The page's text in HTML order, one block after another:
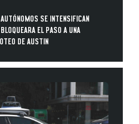
SE INTENSIFICAN
EL PASO A UNA
DE AUSTIN